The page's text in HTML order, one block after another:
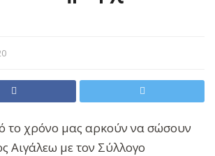
το χρόνο μας αρκούν να σώσουν
Αιγάλεω με τον Σύλλογο